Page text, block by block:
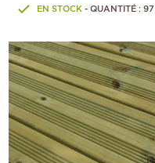
EN STOCK- QUANTITÉ : 97